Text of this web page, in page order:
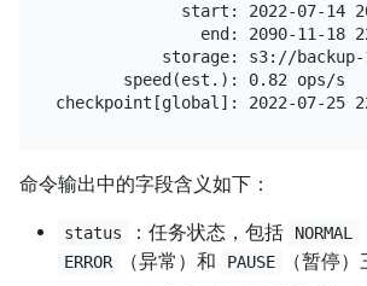
start: 2022-07-14
end: 2090-11-18
storage: s3://backup-
       speed(est.): 0.82 ops/s
命令输出中的字段含义如下：
status ：任务状态，包括 NORMAL
ERROR （异常）和 PAUSE （暂停）